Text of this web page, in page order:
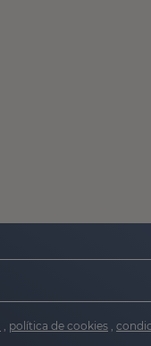
, política de cookies ,